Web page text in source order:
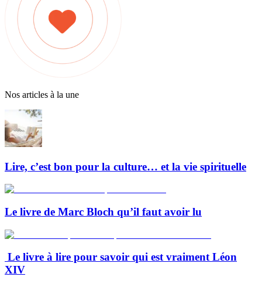
Nos articles à la une
Lire, c’est bon pour la culture… et la vie spirituelle
Le livre de Marc Bloch qu’il faut avoir lu
Le livre à lire pour savoir qui est vraiment Léon
XIV